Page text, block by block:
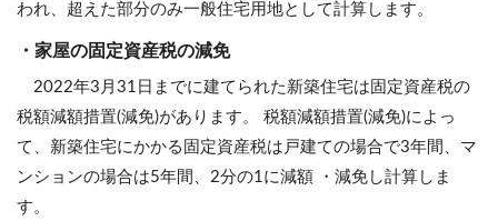
われ、超えた部分のみ一般住宅用地として計算します。
・家屋の固定資産税の減免
2022年3月31日までに建てられた新築住宅は固定資産税の
税額減額措置(減免)があります。 税額減額措置(減免)によっ
て、新築住宅にかかる固定資産税は戸建ての場合で3年間、マ
ンションの場合は5年間、2分の1に減額 ・減免し計算しま
す。